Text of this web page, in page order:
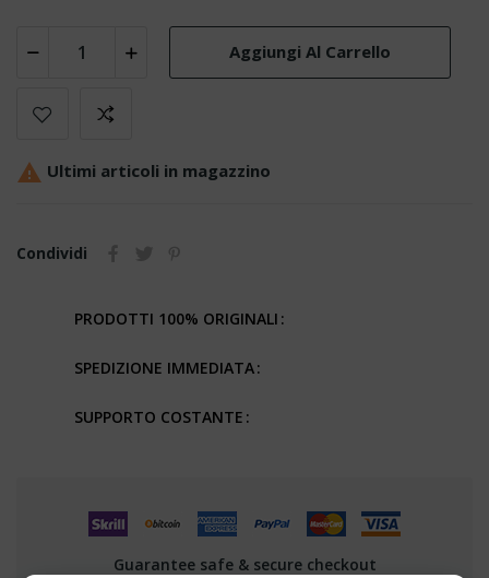
Aggiungi Al Carrello
 Ultimi articoli in magazzino
Condividi
PRODOTTI 100% ORIGINALI
SPEDIZIONE IMMEDIATA
SUPPORTO COSTANTE
Guarantee safe & secure checkout